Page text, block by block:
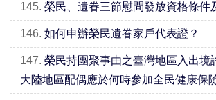
145. 榮民、遺眷三節慰問發放資格條件
146. 如何申辦榮民遺眷家戶代表證？
147. 榮民持團聚事由之臺灣地區入出境
大陸地區配偶應於何時參加全民健康保